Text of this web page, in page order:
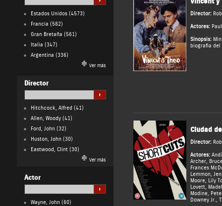
Estados Unidos(4573)
Francia (582)
Gran Bretaña (561)
Italia (347)
Argentina (336)
Ver más
Director
Hitchcock, Alfred (41)
Allen, Woody(41)
Ford, John(32)
Huston, John(30)
Eastwood, Clint(30)
Ver más
Actor
Wayne, John(60)
Director:
Actores:
Sinopsis:
biografia del
Ciudad
Director:
Actores:
Archer,
Frances
Lemmon,
Moore, Lily
Lovett,
Modine,
Downey Jr.,